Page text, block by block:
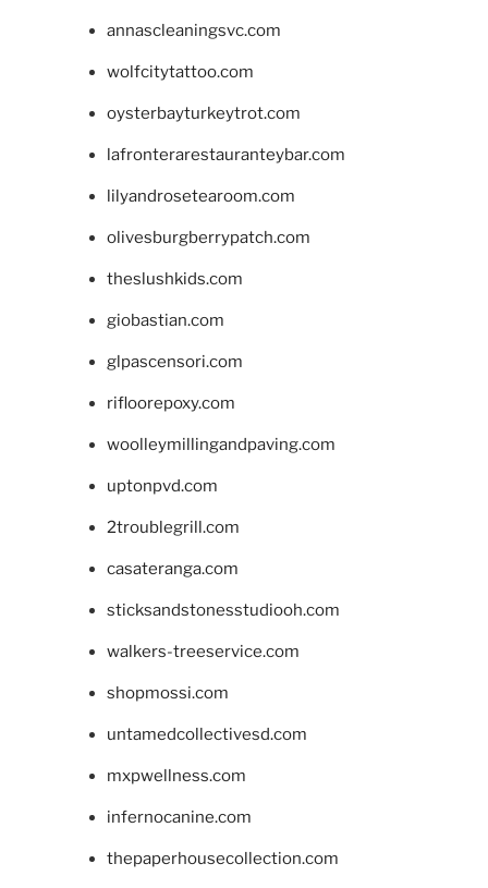
annascleaningsvc.com
wolfcitytattoo.com
oysterbayturkeytrot.com
lafronterarestauranteybar.com
lilyandrosetearoom.com
olivesburgberrypatch.com
theslushkids.com
giobastian.com
glpascensori.com
rifloorepoxy.com
woolleymillingandpaving.com
uptonpvd.com
2troublegrill.com
casateranga.com
sticksandstonesstudiooh.com
walkers-treeservice.com
shopmossi.com
untamedcollectivesd.com
mxpwellness.com
infernocanine.com
thepaperhousecollection.com